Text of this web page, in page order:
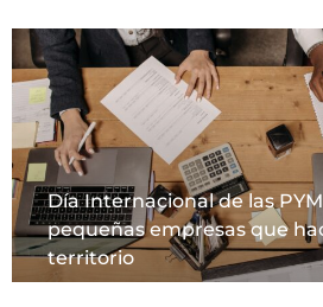
Día Internacional de las
pequeñas empresas que
territorio